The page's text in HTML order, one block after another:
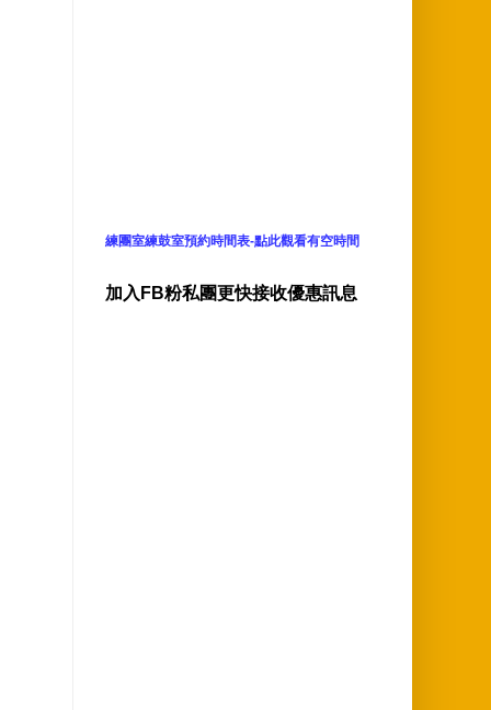
練團室練鼓室預約時間表-點此觀看有空時間
加入FB粉私團更快接收優惠訊息